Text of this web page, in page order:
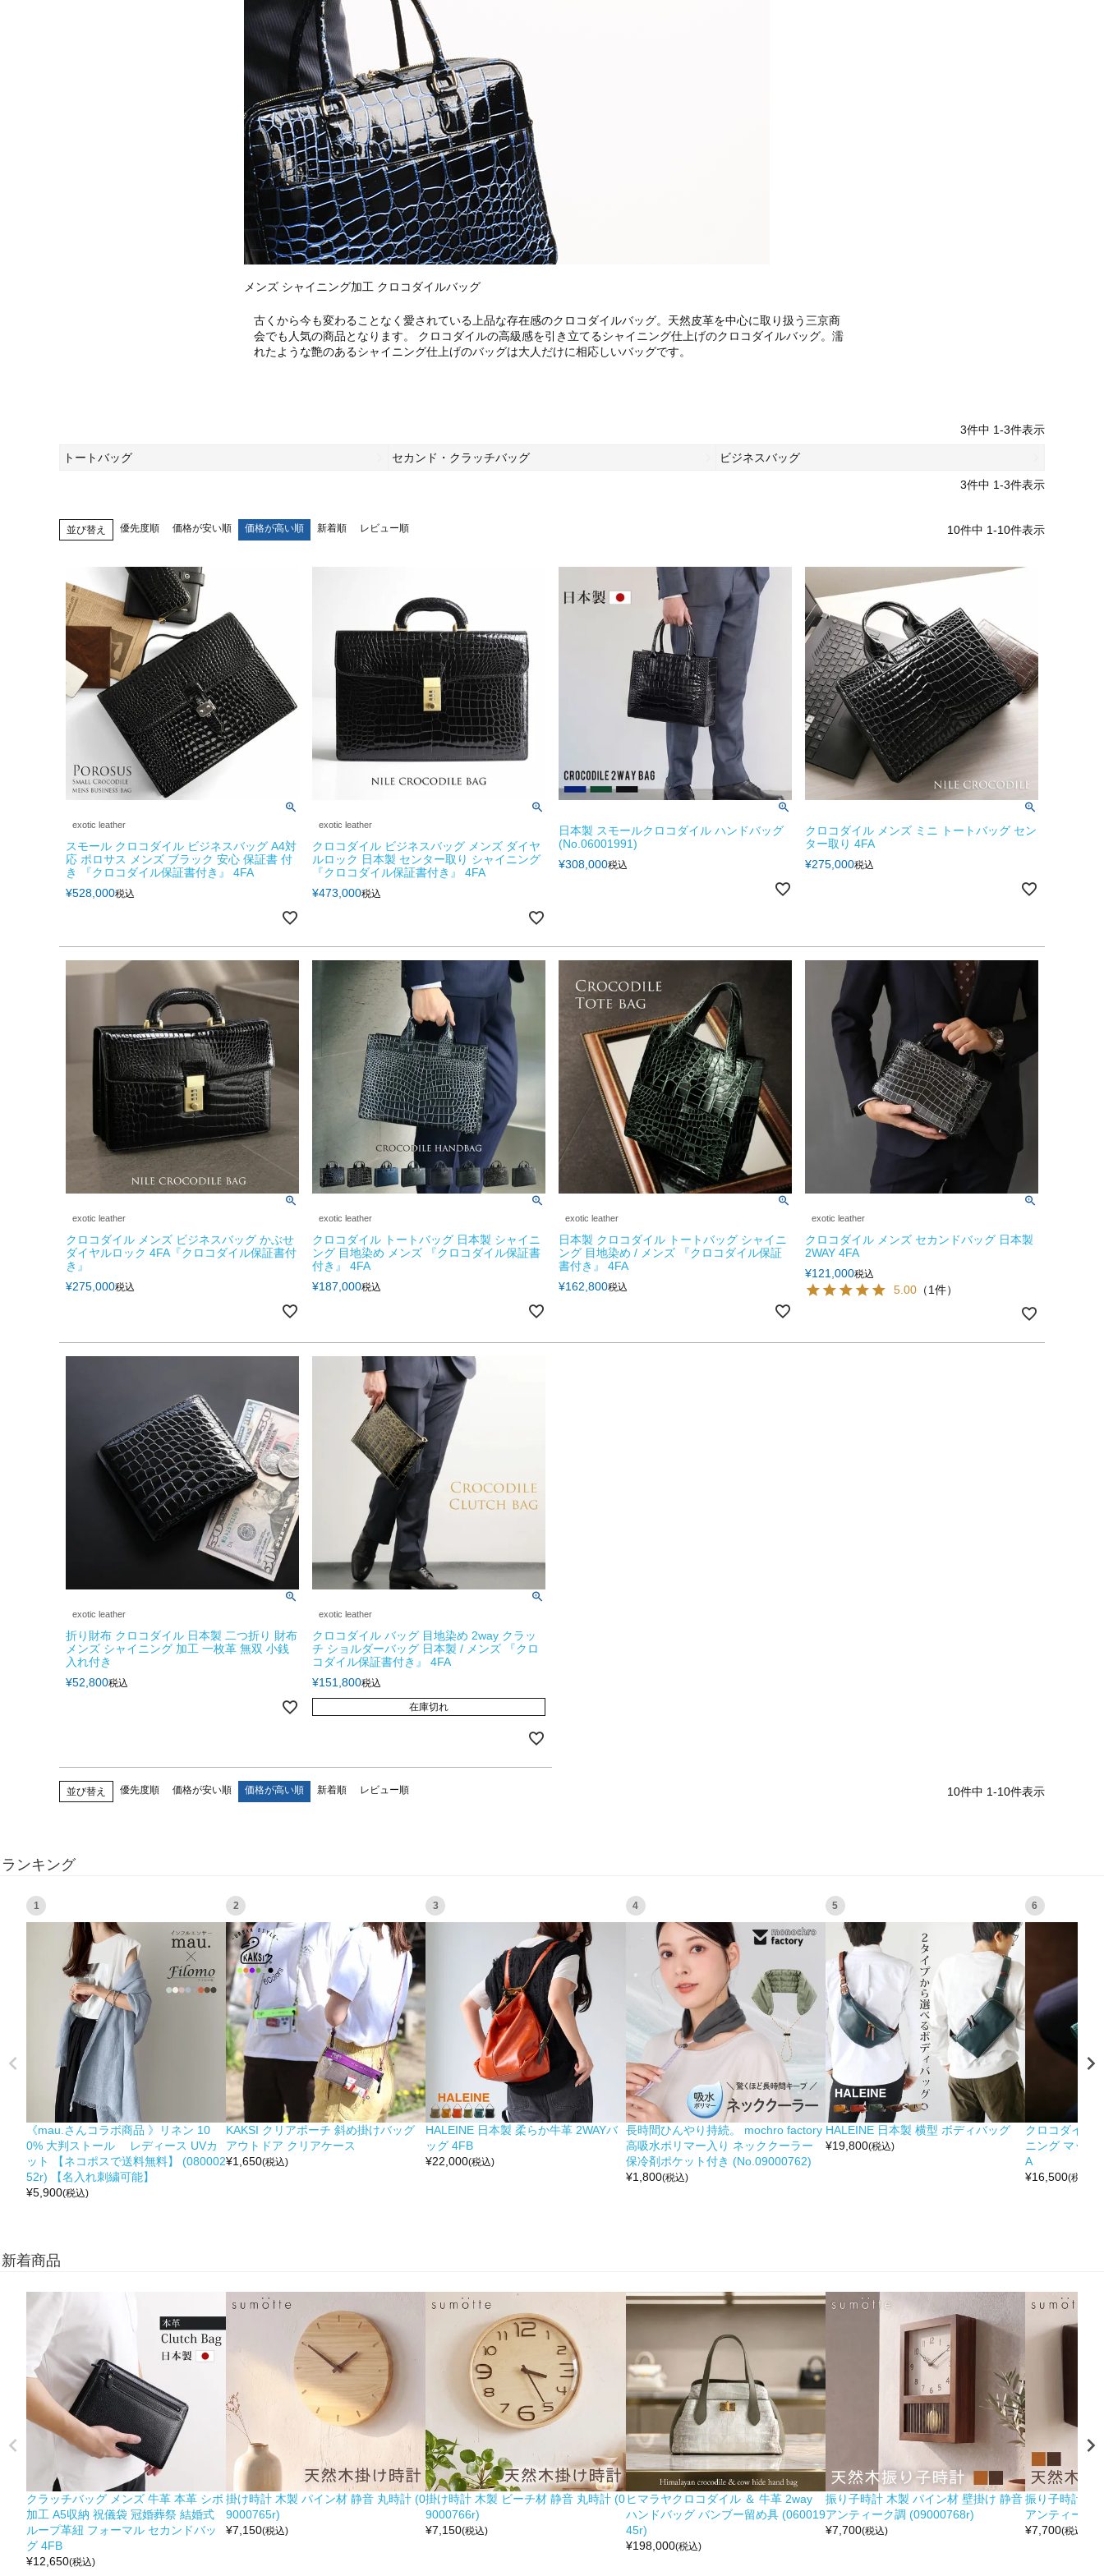
メンズ シャイニング加工 クロコダイルバッグ
古くから今も変わることなく愛されている上品な存在感のクロコダイルバッグ。 天然皮革を中心に取り扱う三京商
会でも人気の商品となります。 クロコダイルの高級感を引き立てるシャイニング仕上げのクロコダイルバッグ。濡
れたような艶のあるシャイニング仕上げのバッグは大人だけに相応しいバッグです。
3件中 1-3件表示
トートバッグ セカンド・クラッチバッグ ビジネスバッグ
3件中 1-3件表示
並び替え 優先度順 価格が安い順 価格が高い順 新着順 レビュー順 10件中 1-10件表示
exotic leather
スモール クロコダイル ビジネスバッグ A4対
応 ポロサス メンズ ブラック 安心 保証書 付
き 『クロコダイル保証書付き』 4FA
¥528,000税込
exotic leather
クロコダイル ビジネスバッグ メンズ ダイヤ
ルロック 日本製 センター取り シャイニング
『クロコダイル保証書付き』 4FA
¥473,000税込
日本製 スモールクロコダイル ハンドバッグ
(No.06001991)
¥308,000税込
クロコダイル メンズ ミニ トートバッグ セン
ター取り 4FA
¥275,000税込
exotic leather
クロコダイル メンズ ビジネスバッグ かぶせ
ダイヤルロック 4FA『クロコダイル保証書付
き』
¥275,000税込
exotic leather
クロコダイル トートバッグ 日本製 シャイニ
ング 目地染め メンズ 『クロコダイル保証書
付き』 4FA
¥187,000税込
exotic leather
日本製 クロコダイル トートバッグ シャイニ
ング 目地染め / メンズ 『クロコダイル保証
書付き』 4FA
¥162,800税込
exotic leather
クロコダイル メンズ セカンドバッグ 日本製
2WAY 4FA
¥121,000税込
5.00 （1件）
exotic leather
折り財布 クロコダイル 日本製 二つ折り 財布
メンズ シャイニング 加工 一枚革 無双 小銭
入れ付き
¥52,800税込
exotic leather
クロコダイル バッグ 目地染め 2way クラッ
チ ショルダーバッグ 日本製 / メンズ 『クロ
コダイル保証書付き』 4FA
¥151,800税込
在庫切れ
並び替え 優先度順 価格が安い順 価格が高い順 新着順 レビュー順 10件中 1-10件表示
ランキング
1
《mau.さんコラボ商品 》リネン 10
0% 大判ストール レディース UVカ
ット 【ネコポスで送料無料】 (080002
52r) 【名入れ刺繍可能】
¥5,900(税込)
2
KAKSI クリアポーチ 斜め掛けバッグ
アウトドア クリアケース
¥1,650(税込)
3
HALEINE 日本製 柔らか牛革 2WAYバ
ッグ 4FB
¥22,000(税込)
4
長時間ひんやり持続。 mochro factory
高吸水ポリマー入り ネッククーラー
保冷剤ポケット付き (No.09000762)
¥1,800(税込)
5
HALEINE 日本製 横型 ボディバッグ
¥19,800(税込)
6
クロコダイル
ニング マット
A
¥16,500(税込)
新着商品
クラッチバッグ メンズ 牛革 本革 シボ
加工 A5収納 祝儀袋 冠婚葬祭 結婚式
ループ革紐 フォーマル セカンドバッ
グ 4FB
¥12,650(税込)
掛け時計 木製 パイン材 静音 丸時計 (0
9000765r)
¥7,150(税込)
掛け時計 木製 ビーチ材 静音 丸時計 (0
9000766r)
¥7,150(税込)
ヒマラヤクロコダイル ＆ 牛革 2way
ハンドバッグ バンブー留め具 (060019
45r)
¥198,000(税込)
振り子時計 木製 パイン材 壁掛け 静音
アンティーク調 (09000768r)
¥7,700(税込)
振り子時計 木
アンティーク
¥7,700(税込)